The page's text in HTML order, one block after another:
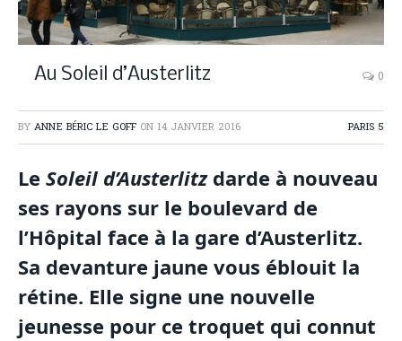
Au Soleil d’Austerlitz 0
BY ANNE BÉRIC LE GOFF ON 14 JANVIER 2016 PARIS 5
Le Soleil d’Austerlitzdarde à nouveau
ses rayons sur le boulevard de
l’Hôpital face à la gare d’Austerlitz.
Sa devanture jaune vous éblouit la
rétine. Elle signe une nouvelle
jeunesse pour ce troquet qui connut